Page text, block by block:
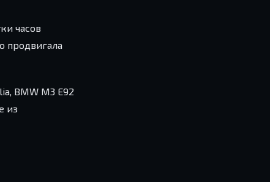
часов
продвигала
BMW M3 E92
из